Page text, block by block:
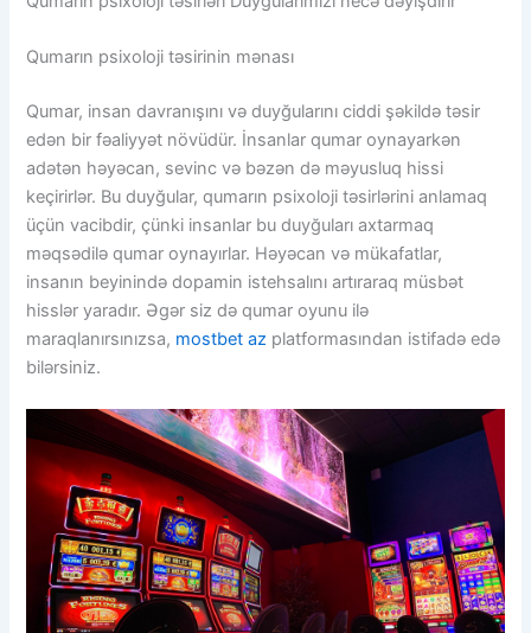
Qumarın psixoloji təsirinin mənası
Qumar, insan davranışını və duyğularını ciddi şəkildə təsir
edən bir fəaliyyət növüdür. İnsanlar qumar oynayarkən
adətən həyəcan, sevinc və bəzən də məyusluq hissi
keçirirlər. Bu duyğular, qumarın psixoloji təsirlərini anlamaq
üçün vacibdir, çünki insanlar bu duyğuları axtarmaq
məqsədilə qumar oynayırlar. Həyəcan və mükafatlar,
insanın beyinində dopamin istehsalını artıraraq müsbət
hisslər yaradır. Əgər siz də qumar oyunu ilə
maraqlanırsınızsa, mostbet az platformasından istifadə edə
bilərsiniz.